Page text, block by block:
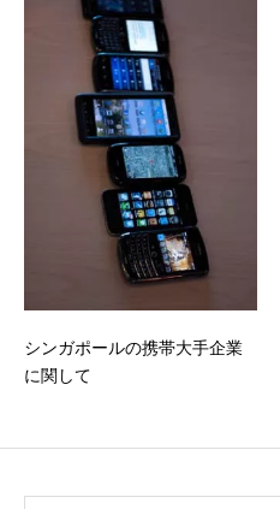
シンガポールの携帯大手企業
に関して